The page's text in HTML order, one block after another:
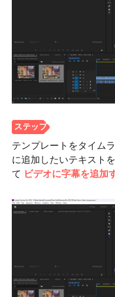
ステップ
2。
テンプレートをタイム
に追加したいテキスト
て ビデオに字幕を追加